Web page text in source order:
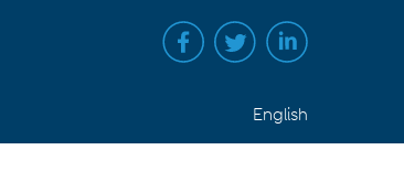
English